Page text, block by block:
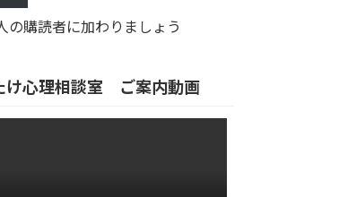
の購読者に加わりましょう
け心理相談室 ご案内動画